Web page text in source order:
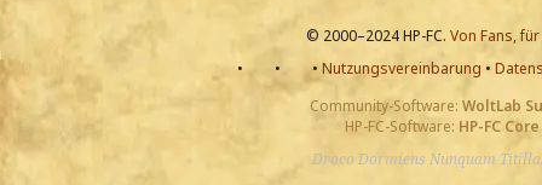
© 2000–2024 HP-FC. Von Fans,
•
• • Nutzungsvereinbarung •
Community-Software: WoltLab
HP-FC-Software: HP-FC Core
Draco Dormiens Nunquam